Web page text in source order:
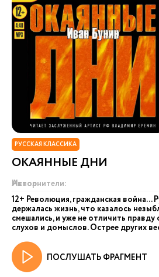
РУССКАЯ КЛАССИКА
ОКАЯННЫЕ ДНИ
Автор:
Исполнители:
12+ Революция, гражданская война...
держалась жизнь, что казалось
смешались, и уже не отличить правду
слухов и домыслов. Острее других
ПОСЛУШАТЬ ФРАГМЕНТ